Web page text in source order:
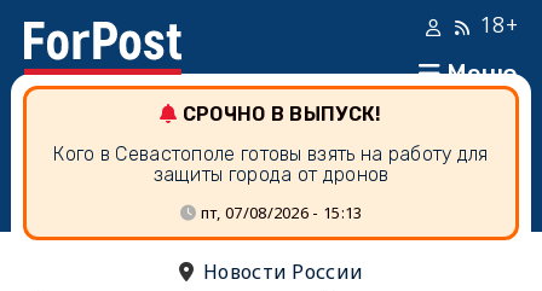
Меню
18+
СРОЧНО В ВЫПУСК!
Кого в Севастополе готовы взять на работу для
защиты города от дронов
пт, 07/08/2026 - 15:13
Новости России